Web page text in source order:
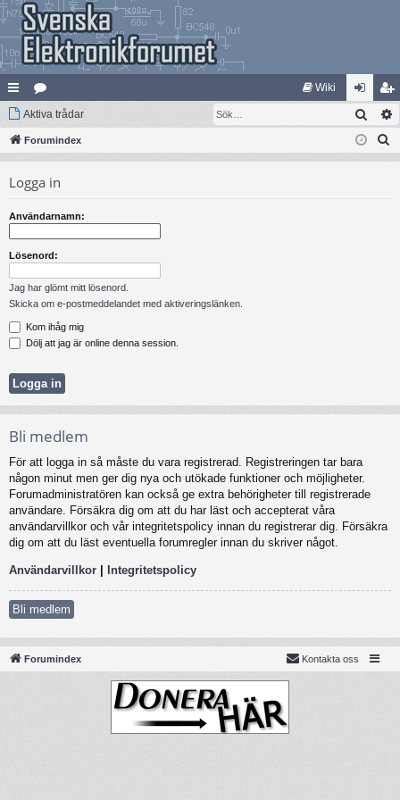
na
bb
ar
at
eg
er
Wiki
og
ga
li
m
Aktiva trådar Sök
Forumindex
Logga in
Användarnamn:
Lösenord:
Jag har glömt mitt lösenord.
Skicka om e-postmeddelandet med aktiveringslänken.
Kom ihåg mig
Dölj att jag är online denna session.
Bli medlem
För att logga in så måste du vara registrerad. Registreringen tar bara
någon minut men ger dig nya och utökade funktioner och möjligheter.
Forumadministratören kan också ge extra behörigheter till registrerade
användare. Försäkra dig om att du har läst och accepterat våra
användarvillkor och vår integritetspolicy innan du registrerar dig. Försäkra
dig om att du läst eventuella forumregler innan du skriver något.
Användarvillkor | Integritetspolicy
Bli medlem
Forumindex Kontakta oss